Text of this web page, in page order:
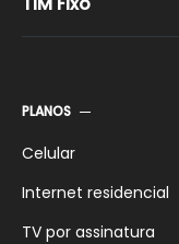
TIM LIve 600 Mega
TIM Fixo Controle
PLANOS
Celular
Internet residencial
TV por assinatura